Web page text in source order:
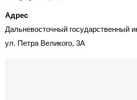
Адрес
Дальневосточный государственный
ул. Петра Великого, 3А